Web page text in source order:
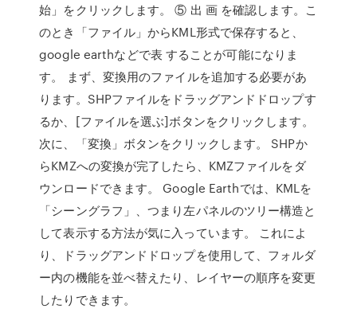
始」をクリックします。 ⑤ 出 画 を確認します。こ
のとき「ファイル」からKML形式で保存すると、
google earthなどで表 することが可能になりま
す。 まず、変換用のファイルを追加する必要があ
ります。SHPファイルをドラッグアンドドロップす
るか、[ファイルを選ぶ]ボタンをクリックします。
次に、「変換」ボタンをクリックします。 SHPか
らKMZへの変換が完了したら、KMZファイルをダ
ウンロードできます。 Google Earthでは、KMLを
「シーングラフ」、つまり左パネルのツリー構造と
して表示する方法が気に入っています。 これによ
り、ドラッグアンドドロップを使用して、フォルダ
ー内の機能を並べ替えたり、レイヤーの順序を変更
したりできます。